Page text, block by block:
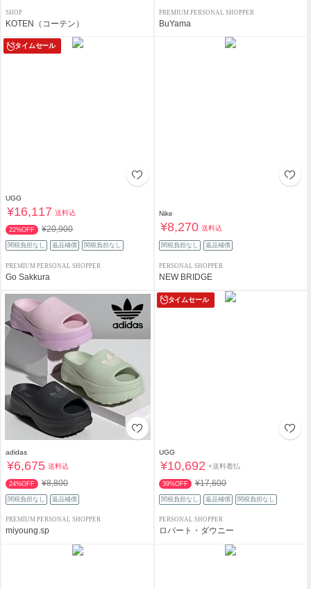
SHOP
KOTEN（コーテン）
PREMIUM PERSONAL SHOPPER
BuYama
タイムセール
UGG
¥16,117 送料込
22%OFF ¥20,900
関税負担なし 返品補償 関税負担なし
PREMIUM PERSONAL SHOPPER
Go Sakkura
Nike
¥8,270 送料込
関税負担なし 返品補償
PERSONAL SHOPPER
NEW BRIDGE
adidas
¥6,675 送料込
24%OFF ¥8,800
関税負担なし 返品補償
PREMIUM PERSONAL SHOPPER
miyoung.sp
タイムセール
UGG
¥10,692 +送料着払
39%OFF ¥17,600
関税負担なし 返品補償 関税負担なし
PERSONAL SHOPPER
ロバート・ダウニー